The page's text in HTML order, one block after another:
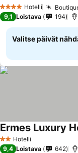
4 Tähtiluokitus
Hotelli
9,1 Loistava 194
Valitse päivät
2 Tähtiluokitus
Hotelli
Ermes Luxury
9,4 Loistava 642